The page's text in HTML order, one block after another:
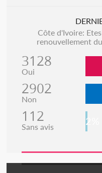
Côte d'Ivoire:
renouvellement
3128
Oui
2902
Non
112
Sans avis 2%